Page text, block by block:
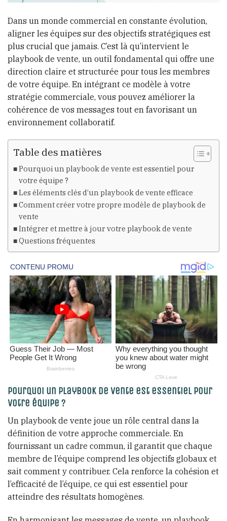
Dans un monde commercial en constante évolution,
aligner les équipes sur des objectifs stratégiques est
plus crucial que jamais. C’est là qu’intervient le
playbook de vente, un outil fondamental qui offre une
direction claire et structurée pour tous les membres
de votre équipe. En intégrant ce modèle à votre
stratégie commerciale, vous pouvez améliorer la
cohérence de vos messages tout en favorisant un
environnement collaboratif.
Table des matières
Pourquoi un playbook de vente est essentiel pour
votre équipe ?
Les éléments clés d’un playbook de vente efficace
Comment créer votre propre modèle de playbook de
vente
Intégrer et mettre à jour votre playbook de vente
Questions fréquentes
Pourquoi un playbook de vente est essentiel pour
votre équipe ?
Un playbook de vente joue un rôle central dans la
définition de votre approche commerciale. En
fournissant un cadre commun, il garantit que chaque
membre de l’équipe comprend les objectifs globaux et
sait comment y contribuer. Cela renforce la cohésion et
l’efficacité de l’équipe, ce qui est essentiel pour
atteindre des résultats homogènes.